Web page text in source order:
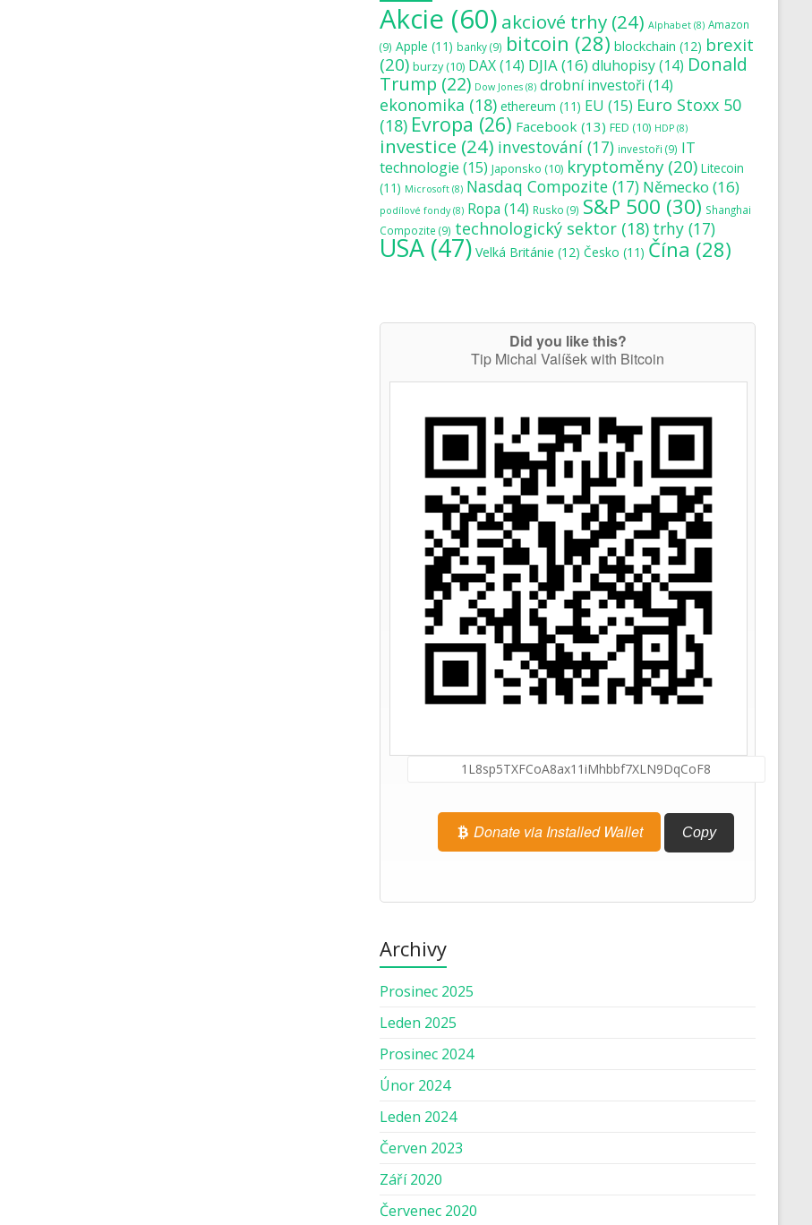
Akcie (60) akciové trhy (24) Alphabet (8) Amazon
(9) Apple (11) banky(9) bitcoin (28) blockchain (12) brexit
(20) burzy(10) DAX(14) DJIA(16)dluhopisy(14) Donald
Trump (22) Dow Jones (8) drobní investoři (14)
ekonomika (18) ethereum (11) EU (15) Euro Stoxx 50
(18) Evropa (26) Facebook (13) FED (10) HDP (8)
investice (24) investování (17) investoři (9) IT
technologie (15) Japonsko (10) kryptoměny(20) Litecoin
(11) Microsoft (8) Nasdaq Compozite (17) Německo (16)
podílové fondy(8) Ropa (14) Rusko (9) S&P 500 (30) Shanghai
Compozite (9) technologický sektor (18) trhy (17)
USA (47) Velká Británie (12) Česko (11) Čína (28)
Did you like this?
Tip Michal Valíšek with Bitcoin
Donate via Installed Wallet Copy
Archivy
Prosinec 2025
Leden 2025
Prosinec 2024
Únor 2024
Leden 2024
Červen 2023
Září 2020
Červenec 2020